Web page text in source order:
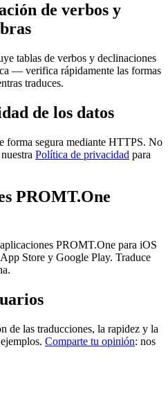
de verbos y
tablas de verbos y declinaciones
— verifica rápidamente las formas
traduces.
de los datos
forma segura mediante HTTPS. No
Política de privacidad para
PROMT.One
PROMT.One para iOS
Store y Google Play. Traduce
de las traducciones, la rapidez y la
Comparte tu opinión: nos